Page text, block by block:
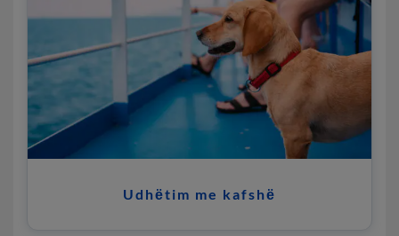
Udhёtim me kafshё